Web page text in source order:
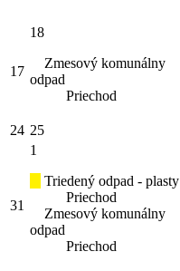
17
18
Zmesový komunálny
odpad
Priechod
24 25
31
1
Triedený odpad - plasty
Priechod
Zmesový komunálny
odpad
Priechod